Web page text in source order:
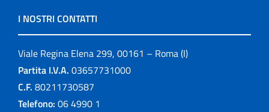
I NOSTRI CONTATTI
Viale Regina Elena 299, 00161 – Roma (I)
Partita I.V.A. 03657731000
C.F. 80211730587
Telefono: 06 4990 1